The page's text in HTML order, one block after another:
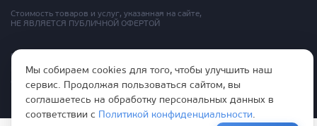
Стоимость товаров и услуг, указанная на сайте,
НЕ ЯВЛЯЕТСЯ ПУБЛИЧНОЙ ОФЕРТОЙ
Правила эксплутации входных и межкомнатных дверей
Политика обработки персональных данных
Согласие на обработку персональных данных
Мы собираем cookies для того, чтобы улучшить наш
сервис. Продолжая пользоваться сайтом, вы
соглашаетесь на обработку персональных данных в
соответствии с
Политикой конфиденциальности.